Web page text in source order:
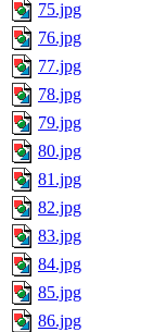
75.jpg
76.jpg
77.jpg
78.jpg
79.jpg
80.jpg
81.jpg
82.jpg
83.jpg
84.jpg
85.jpg
86.jpg